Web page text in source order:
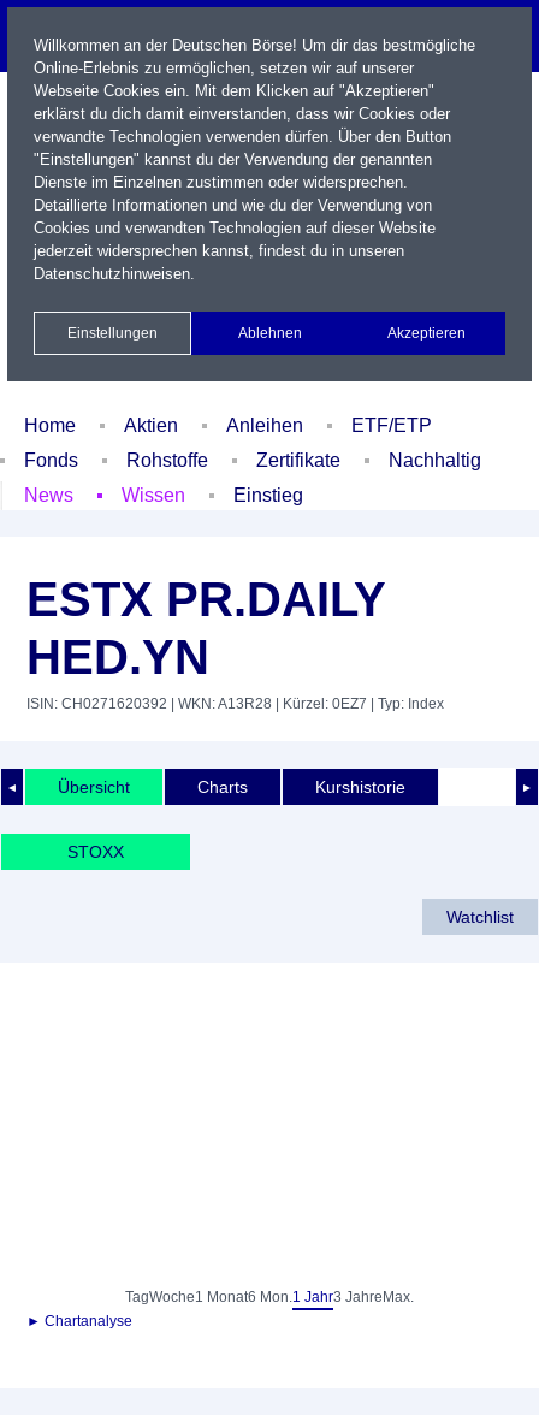
Name / WKN / ISIN / Kürzel
Xetra Realtime
Watchlist Portfolio Login
Home Aktien Anleihen
ETF/ETP
Fonds
Rohstoffe Zertifikate
Nachhaltig
News
Wissen Einstieg
ESTX PR.DAILY
HED.YN
ISIN: CH0271620392 | WKN: A13R28 | Kürzel: 0EZ7 | Typ: Index
◄ ►
Übersicht Charts Kurshistorie
STOXX
Watchlist
TagWoche1 Monat6 Mon.1 Jahr3 Jahre Max.
► Chartanalyse
Willkommen an der Deutschen Börse! Um dir das bestmögliche
Online-Erlebnis zu ermöglichen, setzen wir auf unserer
Webseite Cookies ein. Mit dem Klicken auf "Akzeptieren"
erklärst du dich damit einverstanden, dass wir Cookies oder
verwandte Technologien verwenden dürfen. Über den Button
"Einstellungen" kannst du der Verwendung der genannten
Dienste im Einzelnen zustimmen oder widersprechen.
Detaillierte Informationen und wie du der Verwendung von
Cookies und verwandten Technologien auf dieser Website
jederzeit widersprechen kannst, findest du in unseren
Datenschutzhinweisen.
Einstellungen Ablehnen Akzeptieren